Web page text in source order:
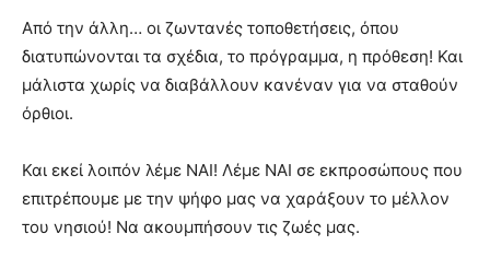
Από την άλλη… οι ζωντανές τοποθετήσεις, όπου
διατυπώνονται τα σχέδια, το πρόγραμμα, η πρόθεση! Και
μάλιστα χωρίς να διαβάλλουν κανέναν για να σταθούν
όρθιοι.
Και εκεί λοιπόν λέμε ΝΑΙ! Λέμε ΝΑΙ σε εκπροσώπους που
επιτρέπουμε με την ψήφο μας να χαράξουν το μέλλον
του νησιού! Να ακουμπήσουν τις ζωές μας.